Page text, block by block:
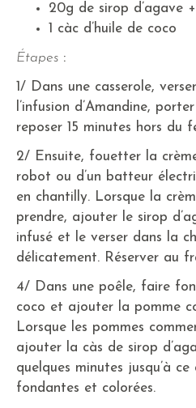
20g de sirop d’agave +
1 càc d’huile de coco
Étapes :
1/ Dans une casserole,
l’infusion d’Amandine,
reposer 15 minutes hors du
2/ Ensuite, fouetter la
robot ou d’un batteur
en chantilly. Lorsque la
prendre, ajouter le sirop
infusé et le verser dans la
délicatement. Réserver au
4/ Dans une poêle, faire
coco et ajouter la pomme
Lorsque les pommes
ajouter la càs de sirop
quelques minutes jusqu’à
fondantes et colorées.